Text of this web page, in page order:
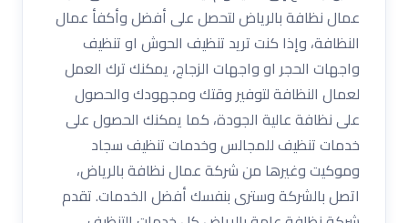
عمال نظافة بالرياض لتحصل على أفضل وأكفأ عمال
النظافة، وإذا كنت تريد تنظيف الحوش او تنظيف
واجهات الحجر او واجهات الزجاج، يمكنك ترك العمل
لعمال النظافة لتوفير وقتك ومجهودك والحصول
على نظافة عالية الجودة، كما يمكنك الحصول على
خدمات تنظيف للمجالس وخدمات تنظيف سجاد
وموكيت وغيرها من شركة عمال نظافة بالرياض،
اتصل بالشركة وسترى بنفسك أفضل الخدمات. تقدم